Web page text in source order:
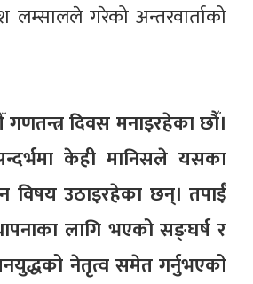
लम्सालले गरेको अन्तरवार्ताको
दिवस मनाइरहेका छौँ।
केही मानिसले यसका
विषय उठाइरहेका छन्। तपाईं
लागि भएको सङ्घर्ष र
नेतृत्व समेत गर्नुभएको